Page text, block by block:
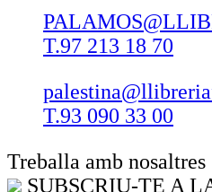
T.97 213 18 70
T.93 090 33 00
Treballa amb nosaltres
SUBSCRIU-TE A